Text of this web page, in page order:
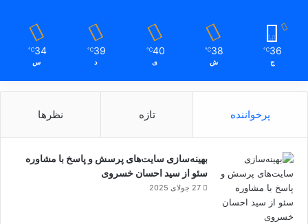
36
℃
ج
38
℃
ش
40
℃
ی
39
℃
د
34
℃
س
پرخواننده تازه نظرها
بهینه‌سازی سایت‌های پرسش و پاسخ با مشاوره
سئو از سید احسان خسروی
27 جولای 2025